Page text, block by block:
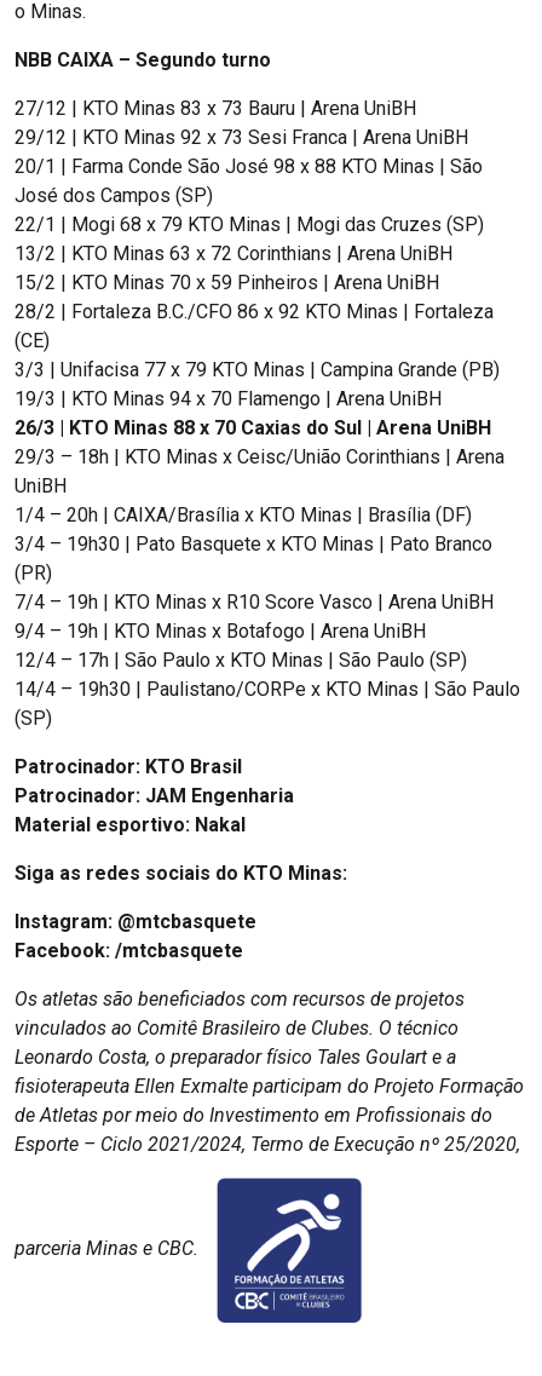
o Minas.
NBB CAIXA – Segundo turno
27/12 | KTO Minas 83 x 73 Bauru | Arena UniBH
29/12 | KTO Minas 92 x 73 Sesi Franca | Arena UniBH
20/1 | Farma Conde São José 98 x 88 KTO Minas | São
José dos Campos (SP)
22/1 | Mogi 68 x 79 KTO Minas | Mogi das Cruzes (SP)
13/2 | KTO Minas 63 x 72 Corinthians | Arena UniBH
15/2 | KTO Minas 70 x 59 Pinheiros | Arena UniBH
28/2 | Fortaleza B.C./CFO 86 x 92 KTO Minas | Fortaleza
(CE)
3/3 | Unifacisa 77 x 79 KTO Minas | Campina Grande (PB)
19/3 | KTO Minas 94 x 70 Flamengo | Arena UniBH
26/3 | KTO Minas 88 x 70 Caxias do Sul | Arena UniBH
29/3 – 18h | KTO Minas x Ceisc/União Corinthians | Arena
UniBH
1/4 – 20h | CAIXA/Brasília x KTO Minas | Brasília (DF)
3/4 – 19h30 | Pato Basquete x KTO Minas | Pato Branco
(PR)
7/4 – 19h | KTO Minas x R10 Score Vasco | Arena UniBH
9/4 – 19h | KTO Minas x Botafogo | Arena UniBH
12/4 – 17h | São Paulo x KTO Minas | São Paulo (SP)
14/4 – 19h30 | Paulistano/CORPe x KTO Minas | São Paulo
(SP)
Patrocinador: KTO Brasil
Patrocinador: JAM Engenharia
Material esportivo: Nakal
Siga as redes sociais do KTO Minas:
Instagram: @mtcbasquete
Facebook: /mtcbasquete
Os atletas são beneficiados com recursos de projetos
vinculados ao Comitê Brasileiro de Clubes. O técnico
Leonardo Costa, o preparador físico Tales Goulart e a
fisioterapeuta Ellen Exmalte participam do Projeto Formação
de Atletas por meio do Investimento em Profissionais do
Esporte – Ciclo 2021/2024, Termo de Execução nº 25/2020,
parceria Minas e CBC.